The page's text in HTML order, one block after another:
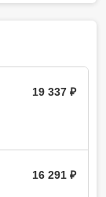
19 337 ₽
16 291 ₽